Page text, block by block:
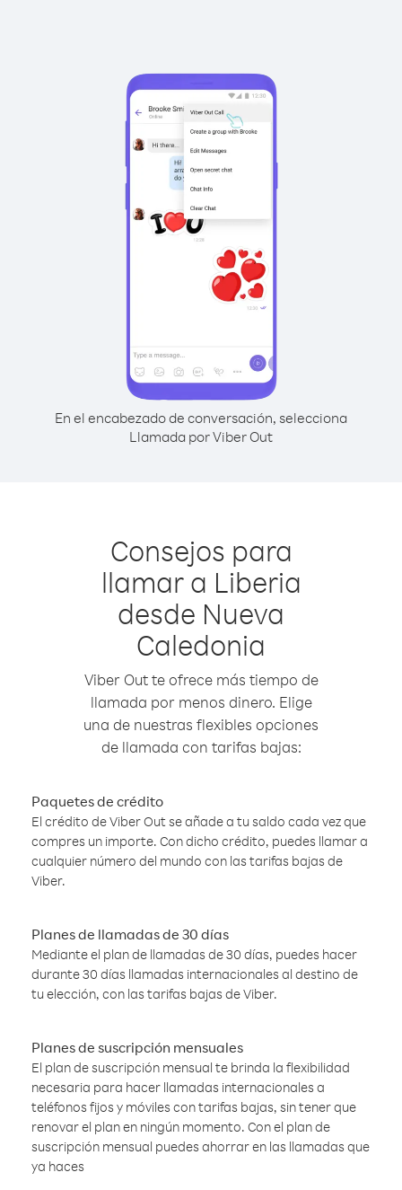
En el encabezado de conversación, selecciona
Llamada por Viber Out
Consejos para
llamar a Liberia
desde Nueva
Caledonia
Viber Out te ofrece más tiempo de
llamada por menos dinero. Elige
una de nuestras flexibles opciones
de llamada con tarifas bajas:
Paquetes de crédito
El crédito de Viber Out se añade a tu saldo cada vez que
compres un importe. Con dicho crédito, puedes llamar a
cualquier número del mundo con las tarifas bajas de
Viber.
Planes de llamadas de 30 días
Mediante el plan de llamadas de 30 días, puedes hacer
durante 30 días llamadas internacionales al destino de
tu elección, con las tarifas bajas de Viber.
Planes de suscripción mensuales
El plan de suscripción mensual te brinda la flexibilidad
necesaria para hacer llamadas internacionales a
teléfonos fijos y móviles con tarifas bajas, sin tener que
renovar el plan en ningún momento. Con el plan de
suscripción mensual puedes ahorrar en las llamadas que
ya haces